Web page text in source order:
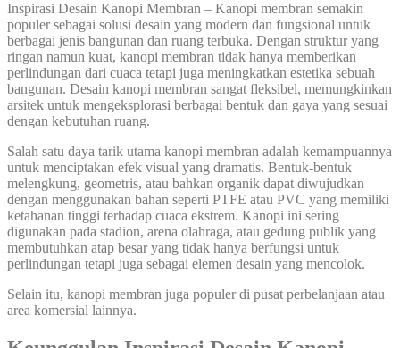
Inspirasi Desain Kanopi Membran – Kanopi membran semakin
populer sebagai solusi desain yang modern dan fungsional untuk
berbagai jenis bangunan dan ruang terbuka. Dengan struktur yang
ringan namun kuat, kanopi membran tidak hanya memberikan
perlindungan dari cuaca tetapi juga meningkatkan estetika sebuah
bangunan. Desain kanopi membran sangat fleksibel, memungkinkan
arsitek untuk mengeksplorasi berbagai bentuk dan gaya yang sesuai
dengan kebutuhan ruang.
Salah satu daya tarik utama kanopi membran adalah kemampuannya
untuk menciptakan efek visual yang dramatis. Bentuk-bentuk
melengkung, geometris, atau bahkan organik dapat diwujudkan
dengan menggunakan bahan seperti PTFE atau PVC yang memiliki
ketahanan tinggi terhadap cuaca ekstrem. Kanopi ini sering
digunakan pada stadion, arena olahraga, atau gedung publik yang
membutuhkan atap besar yang tidak hanya berfungsi untuk
perlindungan tetapi juga sebagai elemen desain yang mencolok.
Selain itu, kanopi membran juga populer di pusat perbelanjaan atau
area komersial lainnya.